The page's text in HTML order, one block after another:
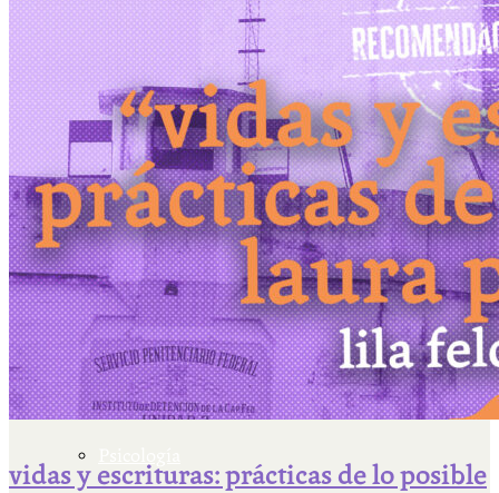
Escriben & participan
Actualidad y sociedad
Educación
Literatura
Filosofía
vidas y escrituras: prácticas de lo posible